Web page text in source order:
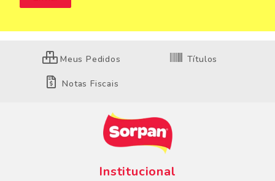
Meus Pedidos Títulos
Notas Fiscais
Institucional